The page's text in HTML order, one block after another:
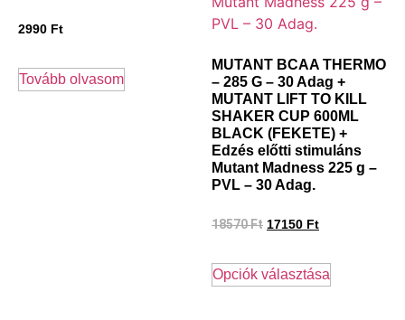
2990 Ft
Tovább olvasom
MUTANT BCAA THERMO
– 285 G – 30 Adag +
MUTANT LIFT TO KILL
SHAKER CUP 600ML
BLACK (FEKETE) +
Edzés előtti stimuláns
Mutant Madness 225 g –
PVL – 30 Adag.
18570Ft 17150 Ft
Opciók választása